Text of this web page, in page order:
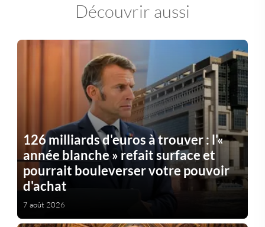
Découvrir aussi
126 milliards d'euros à trouver : l'«
année blanche » refait surface et
pourrait bouleverser votre pouvoir
d'achat
7 août 2026